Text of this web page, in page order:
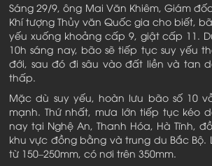
Sáng 29/9, ông Mai Văn Khiêm, Giám
Khí tượng Thủy văn Quốc gia cho biết,
yếu xuống khoảng cấp 9, giật cấp 11.
10h sáng nay, bão sẽ tiếp tục suy yếu
đới, sau đó đi sâu vào đất liền và tan
thấp.
Mặc dù suy yếu, hoàn lưu bão số 10
mạnh. Thứ nhất, mưa lớn tiếp tục kéo
nay tại Nghệ An, Thanh Hóa, Hà Tĩnh,
khu vực đồng bằng và trung du Bắc Bộ.
từ 150–250mm, có nơi trên 350mm.